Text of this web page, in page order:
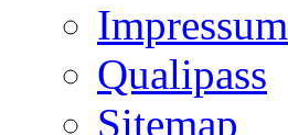
Impressum
Qualipass
Sitemap